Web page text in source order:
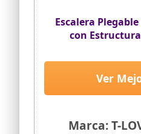
Escalera
con
Superficie
Estable | Ligera,
para hogar,
Marca: T-
Ver